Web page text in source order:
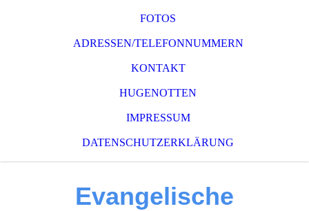
FOTOS
ADRESSEN/TELEFONNUMMERN
KONTAKT
HUGENOTTEN
IMPRESSUM
DATENSCHUTZERKLÄRUNG
Evangelische